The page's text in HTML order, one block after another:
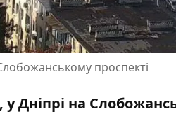
проспекті
Дніпрі на